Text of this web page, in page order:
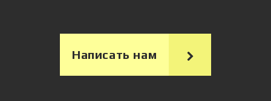
Написать нам